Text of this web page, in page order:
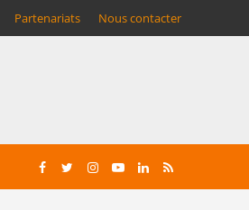
Partenariats Nous contacter